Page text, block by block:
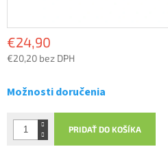
€24,90
€20,20 bez DPH
cena:
Možnosti doručenia
PRIDAŤ DO KOŠÍKA